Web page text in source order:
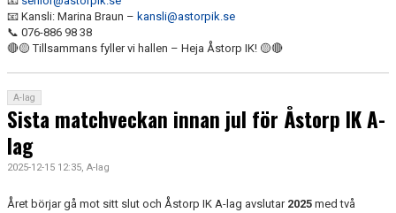
📧 Kansli: Marina Braun – kansli@astorpik.se
📞 076-886 98 38
🔴🟡 Tillsammans fyller vi hallen – Heja Åstorp IK! 🟡🔴
A-lag
Sista matchveckan innan jul för Åstorp IK A-
lag
2025-12-15 12:35, A-lag
Året börjar gå mot sitt slut och Åstorp IK A-lag avslutar 2025 med två